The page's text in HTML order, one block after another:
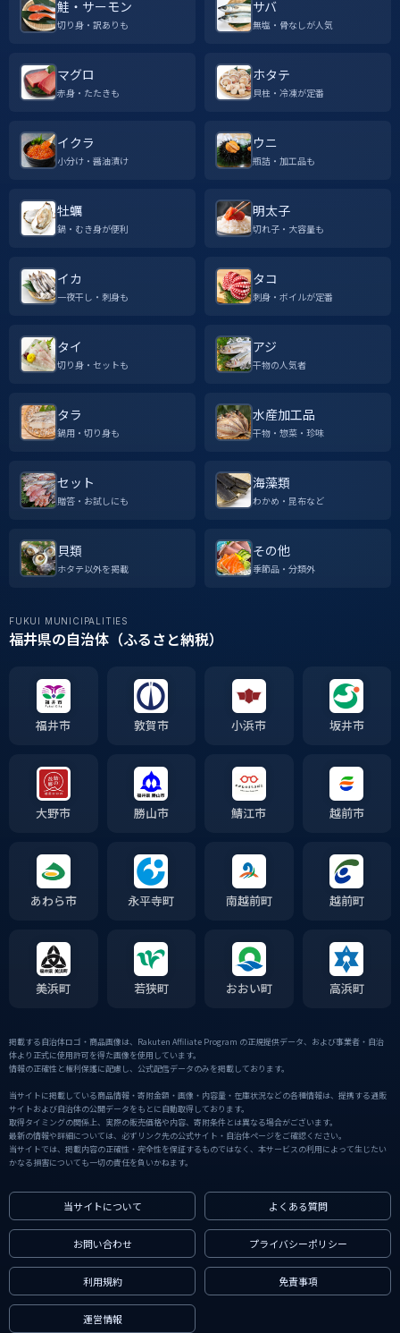
鮭・サーモン
切り身・訳ありも
サバ
無塩・骨なしが人気
マグロ
赤身・たたきも
ホタテ
貝柱・冷凍が定番
イクラ
小分け・醤油漬け
ウニ
瓶詰・加工品も
牡蠣
鍋・むき身が便利
明太子
切れ子・大容量も
イカ
一夜干し・刺身も
タコ
刺身・ボイルが定番
タイ
切り身・セットも
アジ
干物の人気者
タラ
鍋用・切り身も
水産加工品
干物・惣菜・珍味
セット
贈答・お試しにも
海藻類
わかめ・昆布など
貝類
ホタテ以外を掲載
その他
季節品・分類外
FUKUI MUNICIPALITIES
福井県の自治体（ふるさと納税）
福井市 敦賀市 小浜市 坂井市
大野市 勝山市 鯖江市 越前市
あわら市 永平寺町 南越前町 越前町
美浜町 若狭町 おおい町 高浜町
掲載する自治体ロゴ・商品画像は、Rakuten Affiliate Program の正規提供データ、および事業者・自治
体より正式に使用許可を得た画像を使用しています。
情報の正確性と権利保護に配慮し、公式配信データのみを掲載しております。
当サイトに掲載している商品情報・寄附金額・画像・内容量・在庫状況などの各種情報は、提携する通販
サイトおよび自治体の公開データをもとに自動取得しております。
取得タイミングの関係上、実際の販売価格や内容、寄附条件とは異なる場合がございます。
最新の情報や詳細については、必ずリンク先の公式サイト・自治体ページをご確認ください。
当サイトでは、掲載内容の正確性・完全性を保証するものではなく、本サービスの利用によって生じたい
かなる損害についても一切の責任を負いかねます。
当サイトについて よくある質問
お問い合わせ プライバシーポリシー
利用規約 免責事項
運営情報